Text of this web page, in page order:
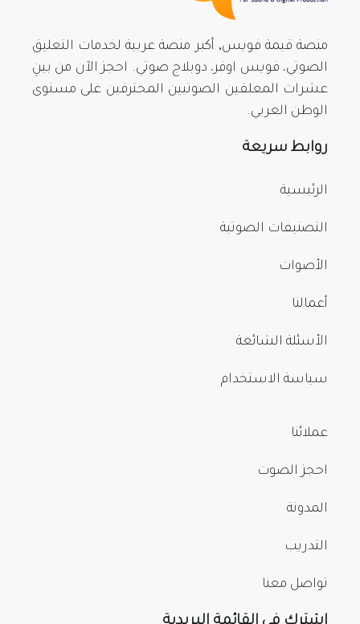
منصة قيمة فويس, أكبر منصة عربية لخدمات التعليق
الصوتي، فويس اوفر، دوبلاج صوتي. احجز الآن من بينِ
عشرات المعلقين الصوتيين المحترفين على مستوى
الوطن العربي.
روابط سريعة
الرئيسية
التصنيفات الصوتية
الأصوات
أعمالنا
الأسئلة الشائعة
سياسة الاستخدام
عملائنا
احجز الصوت
المدونة
التدريب
تواصل معنا